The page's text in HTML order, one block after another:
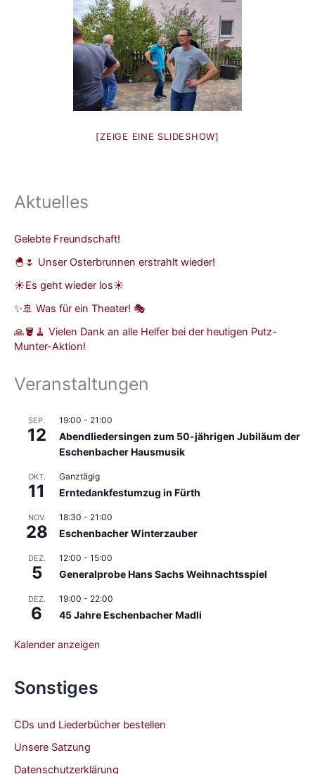
[ZEIGE EINE SLIDESHOW]
Aktuelles
Gelebte Freundschaft!
🐣🌷 Unser Osterbrunnen erstrahlt wieder!
☀️Es geht wieder los☀️
✨🚢 Was für ein Theater! 🎭
🙏🪣🧹 Vielen Dank an alle Helfer bei der heutigen Putz-
Munter-Aktion!
Veranstaltungen
SEP.
12
19:00 - 21:00
Abendliedersingen zum 50-jährigen Jubiläum der
Eschenbacher Hausmusik
OKT.
11
Ganztägig
Erntedankfestumzug in Fürth
NOV.
28
18:30 - 21:00
Eschenbacher Winterzauber
DEZ.
5
12:00 - 15:00
Generalprobe Hans Sachs Weihnachtsspiel
DEZ.
6
19:00 - 22:00
45 Jahre Eschenbacher Madli
Kalender anzeigen
Sonstiges
CDs und Liederbücher bestellen
Unsere Satzung
Datenschutzerklärung